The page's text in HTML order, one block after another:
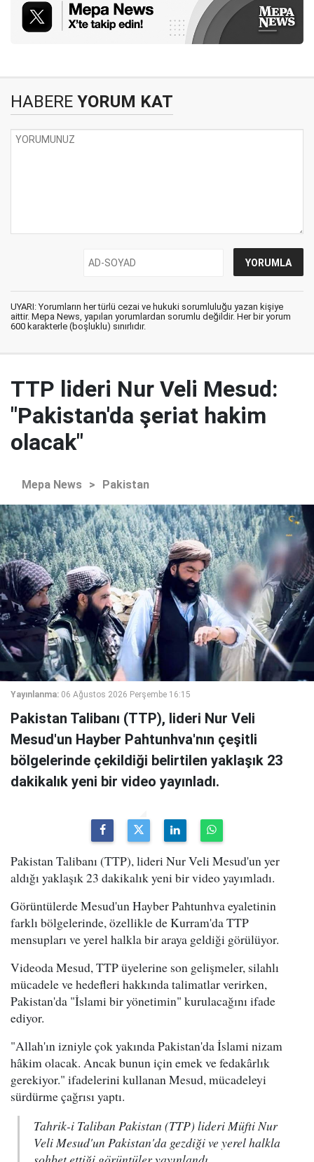
HABERE YORUM KAT
UYARI: Yorumların her türlü cezai ve hukuki sorumluluğu yazan kişiye
aittir. Mepa News, yapılan yorumlardan sorumlu değildir. Her bir yorum
600 karakterle (boşluklu) sınırlıdır.
TTP lideri Nur Veli Mesud:
"Pakistan'da şeriat hakim
olacak"
Mepa News > Pakistan
Yayınlanma: 06 Ağustos 2026 Perşembe 16:15
Pakistan Talibanı (TTP), lideri Nur Veli
Mesud'un Hayber Pahtunhva'nın çeşitli
bölgelerinde çekildiği belirtilen yaklaşık 23
dakikalık yeni bir video yayınladı.
Pakistan Talibanı (TTP), lideri Nur Veli Mesud'un yer
aldığı yaklaşık 23 dakikalık yeni bir video yayımladı.
Görüntülerde Mesud'un Hayber Pahtunhva eyaletinin
farklı bölgelerinde, özellikle de Kurram'da TTP
mensupları ve yerel halkla bir araya geldiği görülüyor.
Videoda Mesud, TTP üyelerine son gelişmeler, silahlı
mücadele ve hedefleri hakkında talimatlar verirken,
Pakistan'da "İslami bir yönetimin" kurulacağını ifade
ediyor.
"Allah'ın izniyle çok yakında Pakistan'da İslami nizam
hâkim olacak. Ancak bunun için emek ve fedakârlık
gerekiyor." ifadelerini kullanan Mesud, mücadeleyi
sürdürme çağrısı yaptı.
Tahrik-i Taliban Pakistan (TTP) lideri Müfti Nur
Veli Mesud'un Pakistan'da gezdiği ve yerel halkla